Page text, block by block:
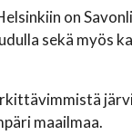
on
sekä myös
maailmaa.